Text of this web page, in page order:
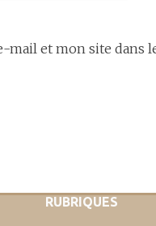
et mon site dans
RUBRIQUES